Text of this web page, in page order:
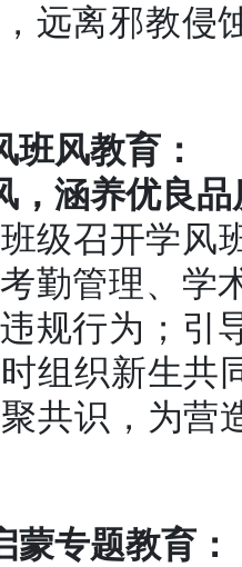
远离邪教侵
班风教育：
，涵养优良品
级召开学风
勤管理、学
规行为；引
组织新生共
共识，为营
蒙专题教育：